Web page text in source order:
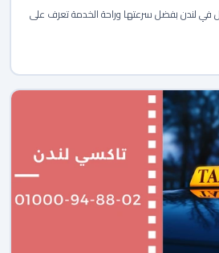
في لندن بفضل سرعتها وراحة الخدمة تعرف على